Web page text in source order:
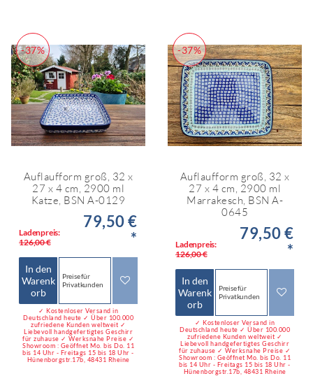
-37%
Auflaufform groß, 32 x
27 x 4 cm, 2900 ml
Katze, BSN A-0129
Ladenpreis:
126,00 €
79,50 €
*
In den
Warenk
orb
Preise für
Privatkunden
✓ Kostenloser Versand in
Deutschland heute ✓ Über 100.000
zufriedene Kunden weltweit ✓
Liebevoll handgefertigtes Geschirr
für zuhause ✓ Werksnahe Preise ✓
Showroom : Geöffnet Mo. bis Do. 11
bis 14 Uhr - Freitags 15 bis 18 Uhr -
Hünenborgstr.17b, 48431 Rheine
-37%
Auflaufform groß, 32 x
27 x 4 cm, 2900 ml
Marrakesch, BSN A-
0645
Ladenpreis:
126,00 €
79,50 €
*
In den
Warenk
orb
Preise für
Privatkunden
✓ Kostenloser Versand in
Deutschland heute ✓ Über 100.000
zufriedene Kunden weltweit ✓
Liebevoll handgefertigtes Geschirr
für zuhause ✓ Werksnahe Preise ✓
Showroom : Geöffnet Mo. bis Do. 11
bis 14 Uhr - Freitags 15 bis 18 Uhr -
Hünenborgstr.17b, 48431 Rheine